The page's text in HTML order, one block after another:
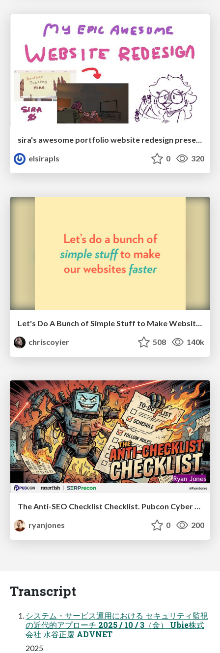
sira's awesome portfolio website redesign presentation
elsirapls
0 320
chriscoyier
508 140k
The Anti-SEO Checklist Checklist. Pubcon Cyber Week
ryanjones
0 200
Transcript
システム・サービス運用における セキュリティ監視
の近代的アプローチ 2025 / 10 / 3（金） Ubie株式
会社 水谷正慶 ADVNET
2025